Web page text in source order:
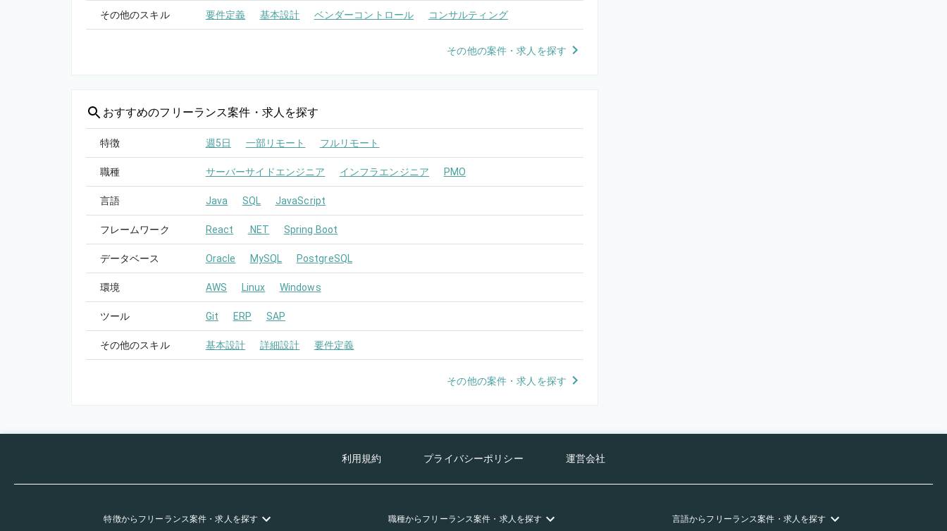
その他のスキル 要件定義 基本設計 ベンダーコントロール コンサルティング
その他の案件・求人を探す
おすすめのフリーランス案件・求人を探す
特徴 週5日 一部リモート フルリモート
職種 サーバーサイドエンジニア インフラエンジニア PMO
言語 Java SQL JavaScript
フレームワーク React .NET Spring Boot
データベース Oracle MySQL PostgreSQL
環境 AWS Linux Windows
ツール Git ERP SAP
その他のスキル 基本設計 詳細設計 要件定義
その他の案件・求人を探す
利用規約 プライバシーポリシー 運営会社
特徴からフリーランス案件・求人を探す 職種からフリーランス案件・求人を探す 言語からフリーランス案件・求人を探す